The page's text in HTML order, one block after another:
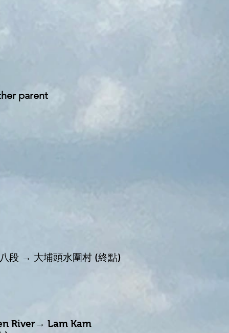
parent
段 → 大埔頭水圍村 (終點)​
River→ Lam Kam